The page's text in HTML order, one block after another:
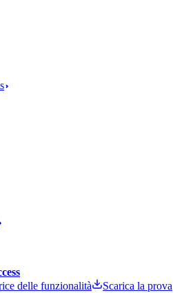
delle funzionalità
Scarica la prova